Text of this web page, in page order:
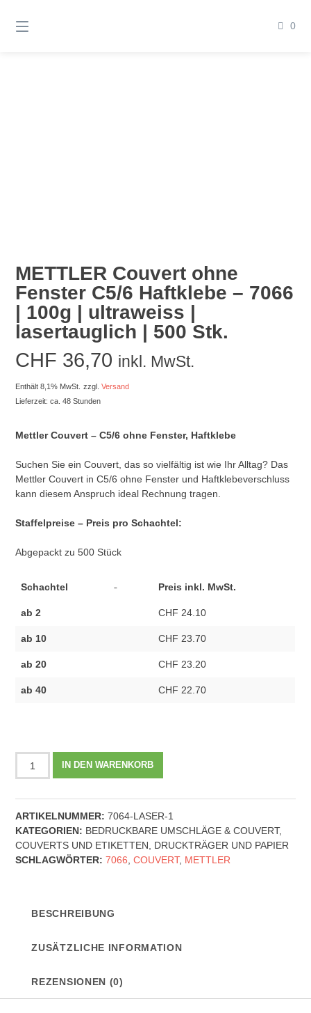
zum
0
METTLER Couvert ohne
Fenster C5/6 Haftklebe – 7066
| 100g | ultraweiss |
lasertauglich | 500 Stk.
CHF 36,70 inkl. MwSt.
Enthält 8,1% MwSt. zzgl.Versand
Lieferzeit: ca. 48 Stunden
Mettler Couvert – C5/6 ohne Fenster, Haftklebe
Suchen Sie ein Couvert, das so vielfältig ist wie Ihr Alltag? Das
Mettler Couvert in C5/6 ohne Fenster und Haftklebeverschluss
kann diesem Anspruch ideal Rechnung tragen.
Staffelpreise – Preis pro Schachtel:
Abgepackt zu 500 Stück
Schachtel Preis inkl. MwSt.
ab 2 CHF 24.10
ab 10 CHF 23.70
ab 20 CHF 23.20
ab 40 CHF 22.70
Couvert
Fenster
C5/6
Haftklebe
-
7066
ultraweiss
lasertauglich
IN DEN WARENKORB
ARTIKELNUMMER: 7064-LASER-1
KATEGORIEN: BEDRUCKBARE UMSCHLÄGE & COUVERT,
COUVERTS UND ETIKETTEN
DRUCKTRÄGER UND PAPIER
SCHLAGWÖRTER: 7066 ,COUVERT, METTLER
BESCHREIBUNG
ZUSÄTZLICHE INFORMATION
REZENSIONEN (0)